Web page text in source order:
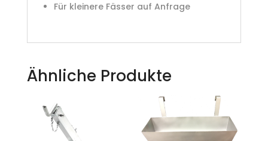
Für kleinere Fässer auf Anfrage
Ähnliche Produkte